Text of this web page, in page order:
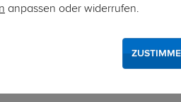
5
starr für DS
anpassen oder widerrufen.